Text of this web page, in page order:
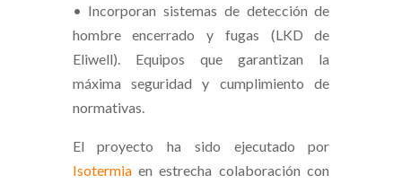
• Incorporan sistemas de detección de
hombre encerrado y fugas (LKD de
Eliwell). Equipos que garantizan la
máxima seguridad y cumplimiento de
normativas.
El proyecto ha sido ejecutado por
Isotermiaen estrecha colaboración con